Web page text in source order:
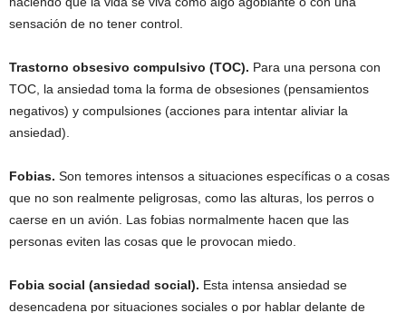
sensación de no tener control.
Trastorno obsesivo compulsivo (TOC). Para una persona con
TOC, la ansiedad toma la forma de obsesiones (pensamientos
negativos) y compulsiones (acciones para intentar aliviar la
ansiedad).
Fobias. Son temores intensos a situaciones específicas o a cosas
que no son realmente peligrosas, como las alturas, los perros o
caerse en un avión. Las fobias normalmente hacen que las
personas eviten las cosas que le provocan miedo.
Fobia social (ansiedad social). Esta intensa ansiedad se
desencadena por situaciones sociales o por hablar delante de